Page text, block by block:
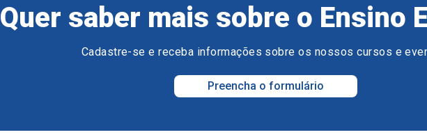
Quer saber mais sobre o Ensino
Cadastre-se e receba informações sobre os nossos cursos e
Preencha o formulário